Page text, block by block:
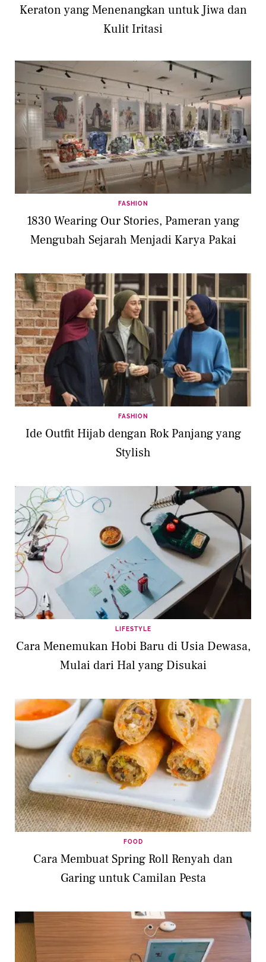
Keraton yang Menenangkan untuk Jiwa dan
Kulit Iritasi
FASHION
1830 Wearing Our Stories, Pameran yang
Mengubah Sejarah Menjadi Karya Pakai
FASHION
Ide Outfit Hijab dengan Rok Panjang yang
Stylish
LIFESTYLE
Cara Menemukan Hobi Baru di Usia Dewasa,
Mulai dari Hal yang Disukai
FOOD
Cara Membuat Spring Roll Renyah dan
Garing untuk Camilan Pesta